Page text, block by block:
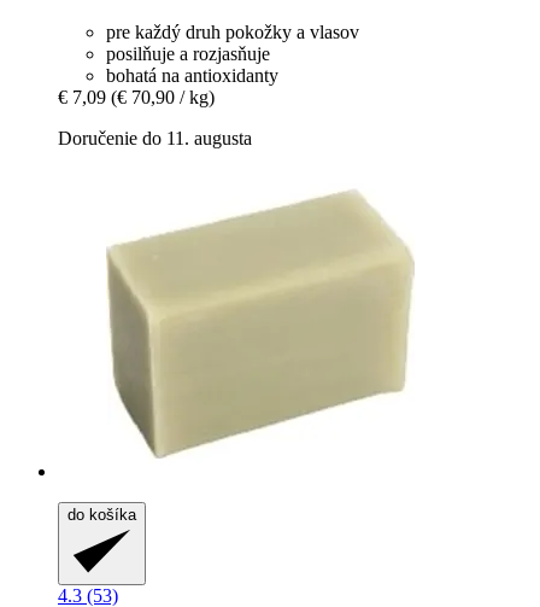
pre každý druh pokožky a vlasov
posilňuje a rozjasňuje
bohatá na antioxidanty
€ 7,09 (€ 70,90 / kg)
Doručenie do 11. augusta
do košíka
4.3 (53)